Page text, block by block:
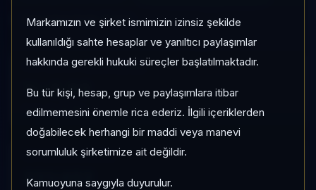
Markamızın ve şirket ismimizin izinsiz şekilde
kullanıldığı sahte hesaplar ve yanıltıcı paylaşımlar
hakkında gerekli hukuki süreçler başlatılmaktadır.
Bu tür kişi, hesap, grup ve paylaşımlara itibar
edilmemesini önemle rica ederiz. İlgili içeriklerden
doğabilecek herhangi bir maddi veya manevi
sorumluluk şirketimize ait değildir.
Kamuoyuna saygıyla duyurulur.
Son işlem farkı:0 gün
1 AY VE 3 AY PERFORMANS
%-2,93
3 Ay:%-2,79
KATEGORI KONUMU
231/452